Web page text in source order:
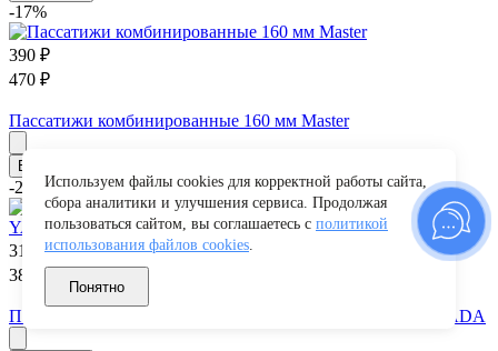
-17%
390 ₽
470 ₽
Пассатижи комбинированные 160 мм Master
В корзину
-20%
310
₽
388
₽
Пассатижи комбинированные 160мм (холдер) TM Nord YADA
Используем файлы cookies для корректной работы сайта,
сбора аналитики и улучшения сервиса. Продолжая
пользоваться сайтом, вы соглашаетесь с политикой
использования файлов cookies.
Понятно